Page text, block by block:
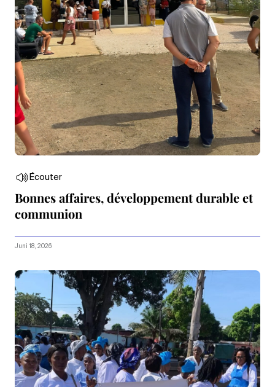
Écouter
Bonnes affaires, développement durable et
communion
Juni 18, 2026